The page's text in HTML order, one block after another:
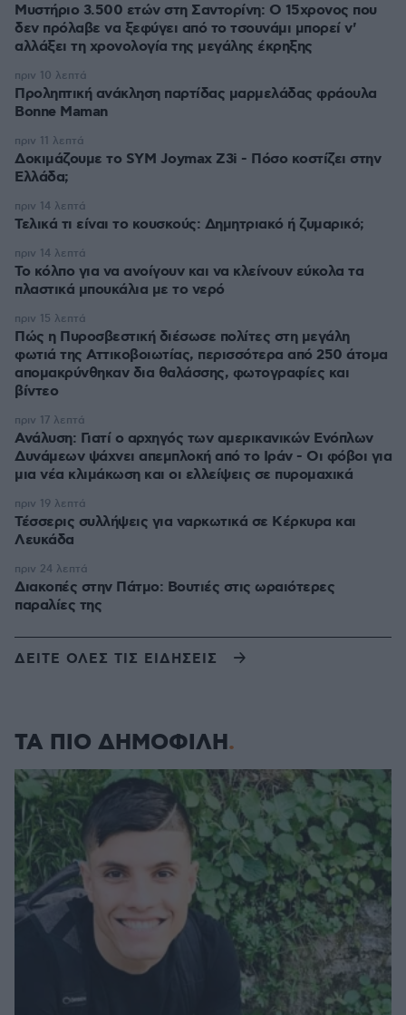
Μυστήριο 3.500 ετών στη Σαντορίνη: Ο 15χρονος που
δεν πρόλαβε να ξεφύγει από το τσουνάμι μπορεί ν'
αλλάξει τη χρονολογία της μεγάλης έκρηξης
Προληπτική ανάκληση παρτίδας μαρμελάδας φράουλα
Bonne Maman
πριν 10 λεπτά
Δοκιμάζουμε το SYM Joymax Z3i - Πόσο κοστίζει στην
Ελλάδα;
πριν 11 λεπτά
Τελικά τι είναι το κουσκούς: Δημητριακό ή ζυμαρικό;
πριν 14 λεπτά
Το κόλπο για να ανοίγουν και να κλείνουν εύκολα τα
πλαστικά μπουκάλια με το νερό
πριν 14 λεπτά
Πώς η Πυροσβεστική διέσωσε πολίτες στη μεγάλη
φωτιά της Αττικοβοιωτίας, περισσότερα από 250 άτομα
απομακρύνθηκαν δια θαλάσσης, φωτογραφίες και
βίντεο
πριν 15 λεπτά
Ανάλυση: Γιατί ο αρχηγός των αμερικανικών Ενόπλων
Δυνάμεων ψάχνει απεμπλοκή από το Ιράν - Οι φόβοι για
μια νέα κλιμάκωση και οι ελλείψεις σε πυρομαχικά
πριν 17 λεπτά
Τέσσερις συλλήψεις για ναρκωτικά σε Κέρκυρα και
Λευκάδα
πριν 19 λεπτά
Διακοπές στην Πάτμο: Βουτιές στις ωραιότερες
παραλίες της
πριν 24 λεπτά
ΔΕΙΤΕ ΟΛΕΣ ΤΙΣ ΕΙΔΗΣΕΙΣ
ΤΑ ΠΙΟ ΔΗΜΟΦΙΛΗ